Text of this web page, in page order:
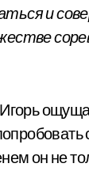
и
он не